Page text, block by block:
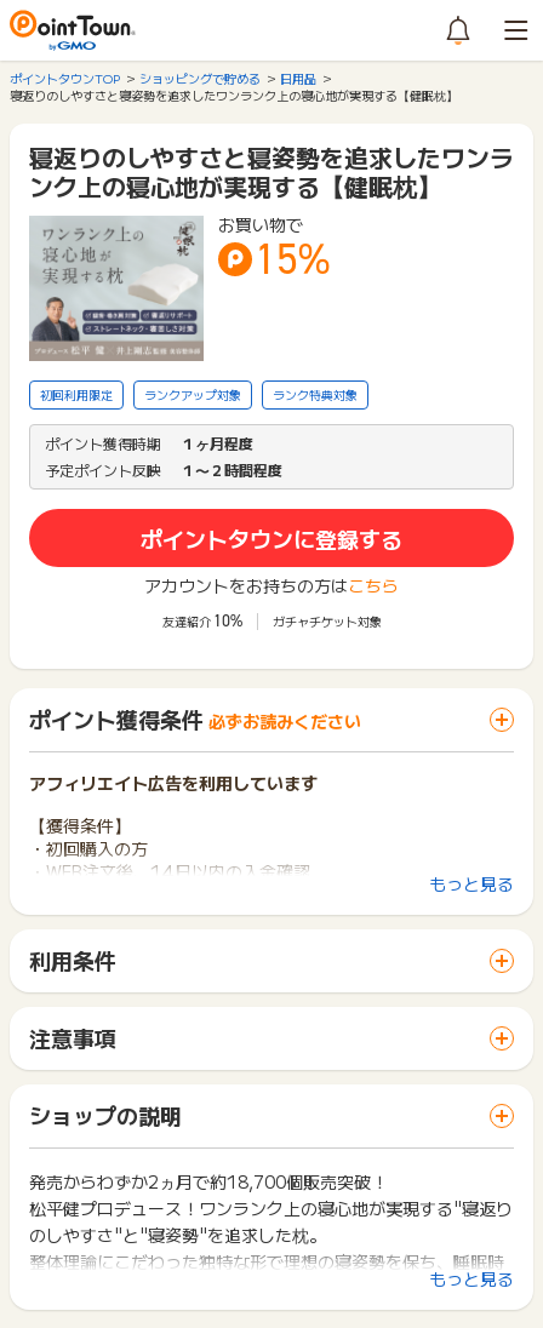
ポイントタウンTOP ショッピングで貯める
日用品
寝返りのしやすさと寝姿勢を追求したワンランク上の寝心地が実現する【健眠枕】
寝返りのしやすさと寝姿勢を追求したワンラ
ンク上の寝心地が実現する【健眠枕】
お買い物で
15%
初回利用限定 ランクアップ対象 ランク特典対象
ポイント獲得時期
１ヶ月程度
予定ポイント反映
１〜２時間程度
ポイントタウンに登録する
アカウントをお持ちの方はこちら
友達紹介 10% ガチャチケット対象
ポイント獲得条件 必ずお読みください
アフィリエイト広告を利用しています
【獲得条件】
・初回購入の方
・WEB注文後、14日以内の入金確認
※クーポンを利用して購入した場合、値引き後の金額に修正して
【獲得対象外条件】
・商品受領の延期や受取拒否
※ポイントに関するお問い合わせは、ポイントタウンのサポート
までお問い合わせください。ポイントについて、広告主に直接
お問い合わせをした場合、ポイント獲得対象外となる場合がご
ざいます。
もっと見る
利用条件
サイトに移動してからお申し込みやお買い物が完了するまでの
間に、同じブラウザ（※）で他のサイトに移動した場合はポイン
ト獲得ができません。
「 ショッピングでポイントGET 」ボタンを押した時とサービ
ス・お買い物利用時で、デバイス・ブラウザが異なる場合はポ
イント獲得ができません。
2回以上同じお買い物・サービスをご利用される場合は、毎回
ポイントタウンに戻り、「 ショッピングでポイントGET 」ボ
タンを押してからご利用ください。
下記の事項に該当する場合、広告主側で対象外とみなし、「獲
注意事項
一部のサービスにつきましては、1商品につき10円単位の金額
は切り捨てとなります。
ポイント獲得が1ポイント未満のものは切り捨てとなり、ポイ
ント履歴には記載されません。
原則として広告主側のポイント等を利用して支払われた金額分
につきましては、ポイントタウンのポイント獲得の対象には含
まれません。
広告主が運営しているサービスの都合もしくは会員様の都合で
商品の交換や一部でもキャンセルされた場合、ポイントが無効
になる可能性もございます。
ショップの説明
発売からわずか2ヵ月で約18,700個販売突破！
松平健プロデュース！ワンランク上の寝心地が実現する"寝返り
のしやすさ"と"寝姿勢"を追求した枕。
整体理論にこだわった独特な形で理想の寝姿勢を保ち、睡眠時
もっと見る